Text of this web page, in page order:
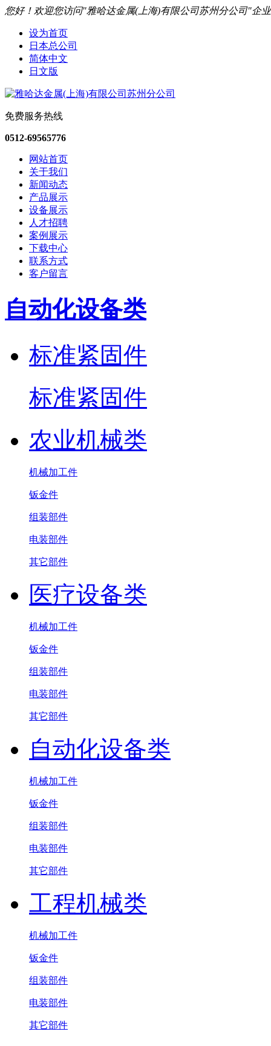
您好！欢迎您访问"雅哈达金属(上海)有限公司苏州分公司"企
设为首页
日本总公司
简体中文
日文版
免费服务热线
0512-69565776
网站首页
关于我们
新闻动态
产品展示
设备展示
人才招聘
案例展示
下载中心
联系方式
客户留言
自动化设备类
标准紧固件
标准紧固件
农业机械类
机械加工件
钣金件
组装部件
电装部件
其它部件
医疗设备类
机械加工件
钣金件
组装部件
电装部件
其它部件
自动化设备类
机械加工件
钣金件
组装部件
电装部件
其它部件
工程机械类
机械加工件
钣金件
组装部件
电装部件
其它部件